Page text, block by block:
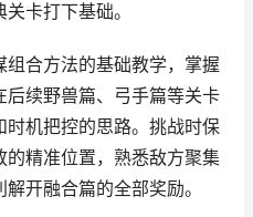
卡打下基础。
合方法的基础教学，掌握
续野兽篇、弓手篇等关卡
机把控的思路。挑战时保
精准位置，熟悉敌方聚集
开融合篇的全部奖励。